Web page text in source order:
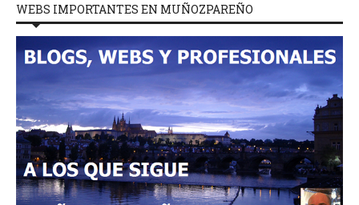
WEBS IMPORTANTES EN MUÑOZPAREÑO